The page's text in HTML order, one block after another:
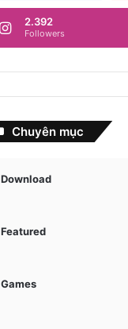
2.392
Followers
Chuyên mục
Download
Featured
Games